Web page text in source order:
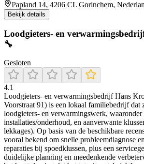
Papland 14, 4206 CL Gorinchem,
Bekijk details
Loodgieters- en
🔧
Gesloten
4.1
Loodgieters- en verwarmingsbedrijf Hans
Voorstraat 91) is een lokaal familiebedrijf dat
loodgieters- en verwarmingswerk,
installaties/onderhoud, en aanverwante
lekkages). Op basis van de beschikbare
vooral bekend om snelle probleemdiagnose
reparaties bij spoedklussen, plus een
duidelijke planning en meedenkende